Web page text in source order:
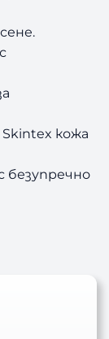
кожа
безупречно